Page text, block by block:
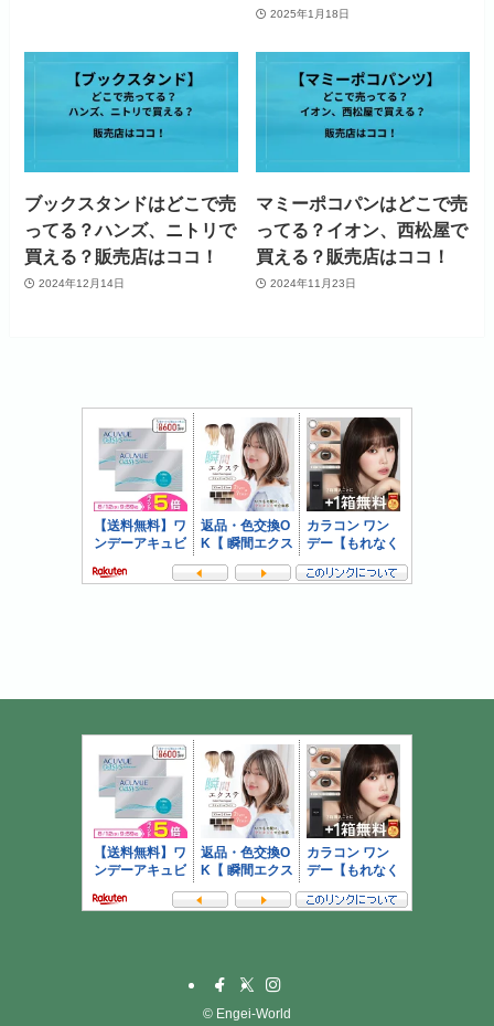
2025年1月18日
ブックスタンドはどこで売
ってる？ハンズ、ニトリで
買える？販売店はココ！
2024年12月14日
マミーポコパンはどこで売
ってる？イオン、西松屋で
買える？販売店はココ！
2024年11月23日
© Engei-World